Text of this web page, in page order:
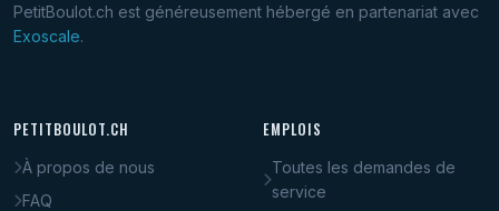
PetitBoulot.ch est généreusement hébergé en partenariat avec
Exoscale.
PETITBOULOT.CH
À propos de nous
FAQ
EMPLOIS
Toutes les demandes de
service